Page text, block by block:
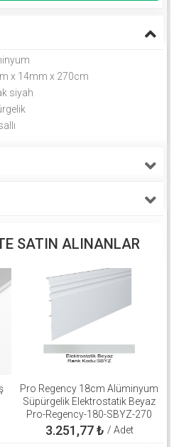
x 14mm x 270cm
siyah
SATIN ALINANLAR
Pro Regency 18cm Alüminyum
Süpürgelik Elektrostatik Beyaz
Pro-Regency-180-SBYZ-270
3.251,77₺ / Adet